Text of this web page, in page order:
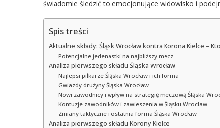
świadomie śledzić to emocjonujące widowisko i
Spis treści
Aktualne składy: Śląsk Wrocław kontra Korona Kielce –
Potencjalne jedenastki na najbliższy mecz
Analiza pierwszego składu Śląska Wrocław
Najlepsi piłkarze Śląska Wrocław i ich forma
Gwiazdy drużyny Śląska Wrocław
Nowi zawodnicy i wpływ na strategię meczową Śląska
Kontuzje zawodników i zawieszenia w Śląsku Wrocław
Zmiany taktyczne i ostatnia forma Śląska Wrocław
Analiza pierwszego składu Korony Kielce